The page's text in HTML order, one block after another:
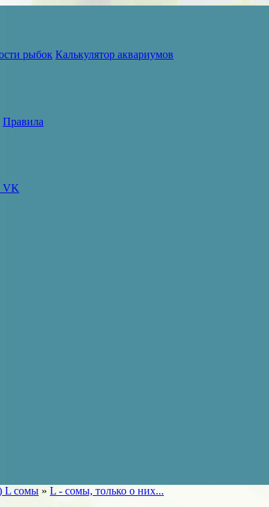
рыбок Калькулятор аквариумов
Правила
VK
сомы » L - сомы, только о них...